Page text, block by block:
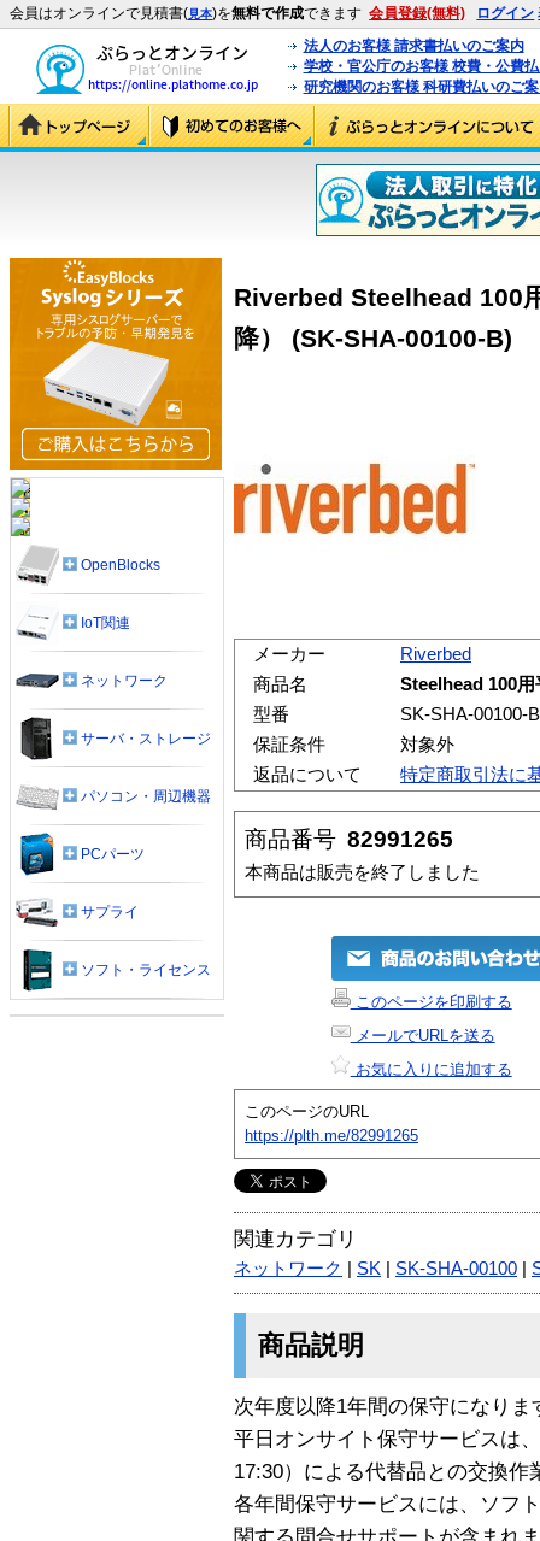
会員はオンラインで見積書(見本)を無料で作成できます 会員登録(無料) ログイン
法人のお客様 請求書払いのご案内
学校・官公庁のお客様 校費・公費
研究機関のお客様 科研費払いのご
Riverbed Steelhead 100
降） (SK-SHA-00100-B)
メーカー
Riverbed
商品名
Steelhead 100
型番
SK-SHA-00100-B
保証条件
対象外
返品について
特定商取引法に
商品番号 82991265
本商品は販売を終了しました
このページを印刷する
メールでURLを送る
お気に入りに追加する
このページのURL
https://plth.me/82991265
関連カテゴリ
ネットワーク SK SK-SHA-00100
商品説明
次年度以降1年間の保守になりま
平日オンサイト保守サービスは
17:30）による代替品との交換作
各年間保守サービスには、ソフ
OpenBlocks
IoT関連
ネットワーク
サーバ・ストレージ
パソコン・周辺機器
PCパーツ
サプライ
ソフト・ライセンス